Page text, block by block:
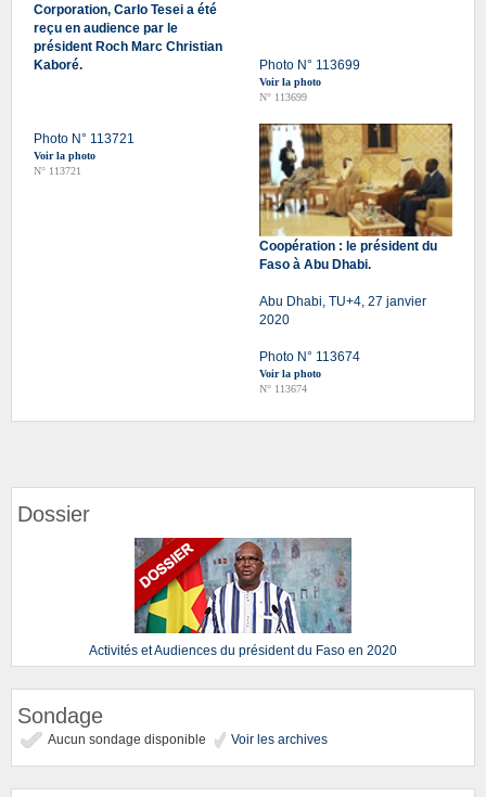
Corporation, Carlo Tesei a été
reçu en audience par le
président Roch Marc Christian
Kaboré.
Photo N° 113721
Voir la photo
N° 113721
Photo N° 113699
Voir la photo
N° 113699
Coopération : le président du
Faso à Abu Dhabi.
Abu Dhabi, TU+4, 27 janvier
2020
Photo N° 113674
Voir la photo
N° 113674
Dossier
Activités et Audiences du président du Faso en 2020
Sondage
Aucun sondage disponible Voir les archives